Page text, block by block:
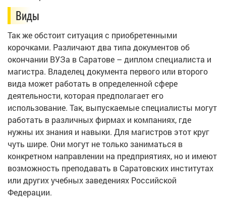
Виды
Так же обстоит ситуация с приобретенными
корочками. Различают два типа документов об
окончании ВУЗа в Саратове – диплом специалиста и
магистра. Владелец документа первого или второго
вида может работать в определенной сфере
деятельности, которая предполагает его
использование. Так, выпускаемые специалисты могут
работать в различных фирмах и компаниях, где
нужны их знания и навыки. Для магистров этот круг
чуть шире. Они могут не только заниматься в
конкретном направлении на предприятиях, но и имеют
возможность преподавать в Саратовских институтах
или других учебных заведениях Российской
Федерации.